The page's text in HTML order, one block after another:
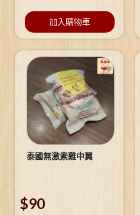
加入購物車
泰國無激素雞中翼
$90